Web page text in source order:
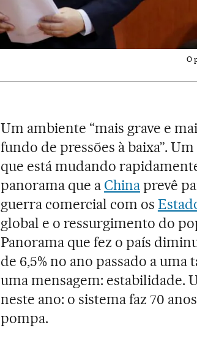
O
Um ambiente “mais grave e
fundo de pressões à baixa”.
que está mudando
panorama que a Chinaprevê
guerra comercial com os
global e o ressurgimento do
Panorama que fez o país
de 6,5% no ano passado a uma
uma mensagem: estabilidade.
neste ano: o sistema faz 70
pompa.